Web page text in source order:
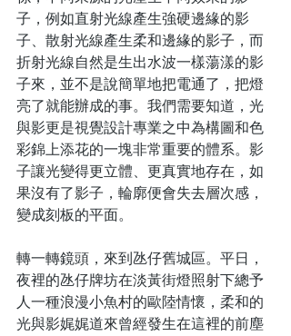
子，例如直射光線產生強硬邊緣的影
子、散射光線產生柔和邊緣的影子，而
折射光線自然是生出水波一樣蕩漾的影
子來，並不是說簡單地把電通了，把燈
亮了就能辦成的事。我們需要知道，光
與影更是視覺設計專業之中為構圖和色
彩錦上添花的一塊非常重要的體系。影
子讓光變得更立體、更真實地存在，如
果沒有了影子，輪廓便會失去層次感，
變成刻板的平面。
轉一轉鏡頭，來到氹仔舊城區。平日，
夜裡的氹仔牌坊在淡黃街燈照射下總予
人一種浪漫小魚村的歐陸情懷，柔和的
光與影娓娓道來曾經發生在這裡的前塵